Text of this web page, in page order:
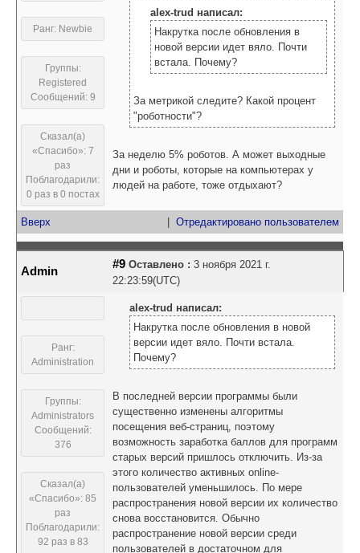
Ранг: Newbie
Группы:
Registered
Сообщений: 9
Сказал(а)
«Спасибо»: 7
раз
Поблагодарили:
0 раз в 0 постах
alex-trud написал:
Накрутка после обновления в
новой версии идет вяло. Почти
встала. Почему?
За метрикой следите? Какой процент
"роботности"?
За неделю 5% роботов. А может выходные
дни и роботы, которые на компьютерах у
людей на работе, тоже отдыхают?
Вверх Отредактировано пользователем
Admin
#9 Оставлено : 3 ноября 2021 г.
22:23:59(UTC)
Ранг:
Administration
Группы:
Administrators
Сообщений:
376
Сказал(а)
«Спасибо»: 85
раз
Поблагодарили:
92 раз в 83
alex-trud написал:
Накрутка после обновления в новой
версии идет вяло. Почти встала.
Почему?
В последней версии программы были
существенно изменены алгоритмы
посещения веб-страниц, поэтому
возможность заработка баллов для программ
старых версий пришлось отключить. Из-за
этого количество активных online-
пользователей уменьшилось. По мере
распространения новой версии их количество
снова восстановится. Обычно
распространение новой версии среди
пользователей в достаточном для